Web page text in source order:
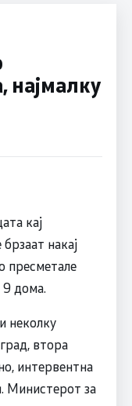
најмалку
кај
накај
пресметале
9 дома.
неколку
втора
интервентна
Министерот за